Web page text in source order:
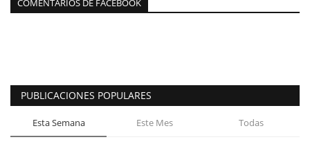
COMENTARIOS DE FACEBOOK
PUBLICACIONES POPULARES
Esta Semana Este Mes Todas